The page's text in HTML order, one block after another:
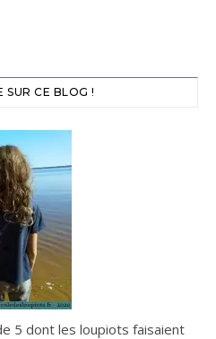
SUR CE BLOG !
5 dont les loupiots faisaient